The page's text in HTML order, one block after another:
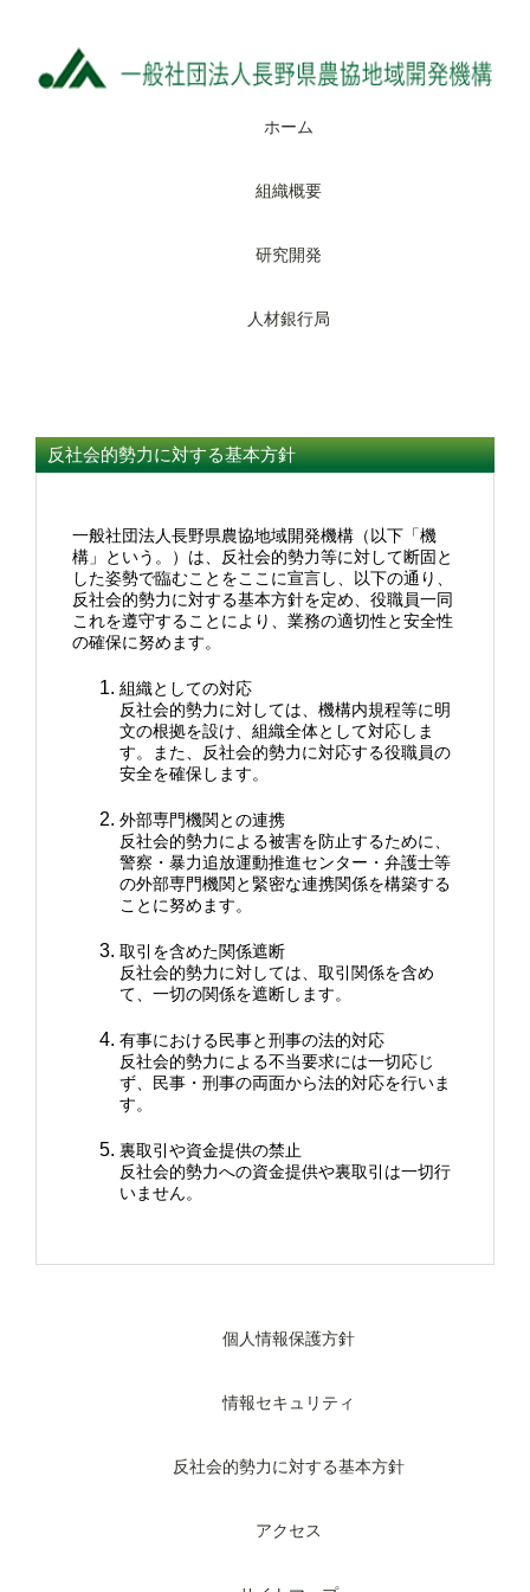
ホーム
組織概要
研究開発
人材銀行局
反社会的勢力に対する基本方針
一般社団法人長野県農協地域開発機構（以下「機
構」という。）は、反社会的勢力等に対して断固と
した姿勢で臨むことをここに宣言し、以下の通り、
反社会的勢力に対する基本方針を定め、役職員一同
これを遵守することにより、業務の適切性と安全性
の確保に努めます。
組織としての対応
反社会的勢力に対しては、機構内規程等に明
文の根拠を設け、組織全体として対応しま
す。また、反社会的勢力に対応する役職員の
安全を確保します。
外部専門機関との連携
反社会的勢力による被害を防止するために、
警察・暴力追放運動推進センター・弁護士等
の外部専門機関と緊密な連携関係を構築する
ことに努めます。
取引を含めた関係遮断
反社会的勢力に対しては、取引関係を含め
て、一切の関係を遮断します。
有事における民事と刑事の法的対応
反社会的勢力による不当要求には一切応じ
ず、民事・刑事の両面から法的対応を行いま
す。
裏取引や資金提供の禁止
反社会的勢力への資金提供や裏取引は一切行
いません。
個人情報保護方針
情報セキュリティ
反社会的勢力に対する基本方針
アクセス